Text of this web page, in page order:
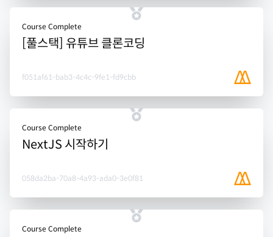
Course Complete
[풀스택] 유튜브 클론코딩
f051af61-bab3-4c4c-9fe1-fd9cbb
Course Complete
NextJS 시작하기
058da2ba-70a8-4a93-ada0-3e0f81
Course Complete